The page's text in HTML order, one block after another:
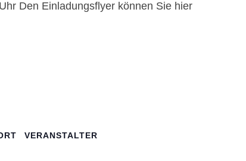
Den Einladungsflyer können Sie hier
VERANSTALTER